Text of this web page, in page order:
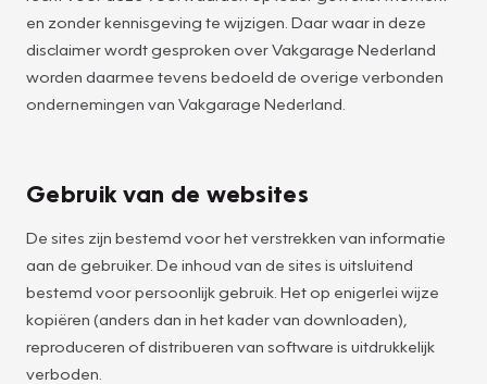
en zonder kennisgeving te wijzigen. Daar waar in deze
disclaimer wordt gesproken over Vakgarage Nederland
worden daarmee tevens bedoeld de overige verbonden
ondernemingen van Vakgarage Nederland.
Gebruik van de websites
De sites zijn bestemd voor het verstrekken van informatie
aan de gebruiker. De inhoud van de sites is uitsluitend
bestemd voor persoonlijk gebruik. Het op enigerlei wijze
kopiëren (anders dan in het kader van downloaden),
reproduceren of distribueren van software is uitdrukkelijk
verboden.